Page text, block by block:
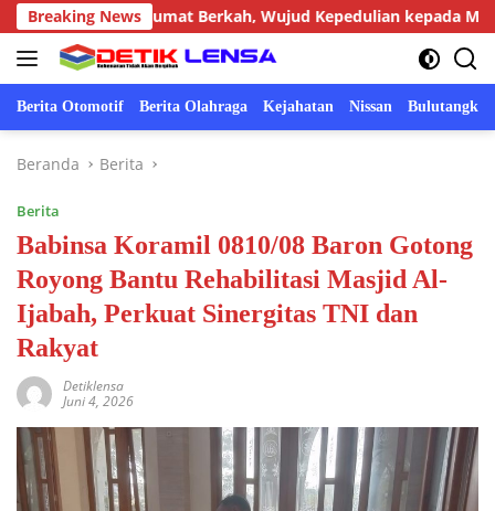
Langsung
ke
konten
Breaking News
Jumat Berkah, Wujud Kepedulian kepada Masyarakat
Berita Otomotif Berita Olahraga Kejahatan Nissan Bulutangkis
Beranda Berita
Berita
Babinsa Koramil 0810/08 Baron Gotong
Royong Bantu Rehabilitasi Masjid Al-
Ijabah, Perkuat Sinergitas TNI dan
Rakyat
Detiklensa
Juni 4, 2026